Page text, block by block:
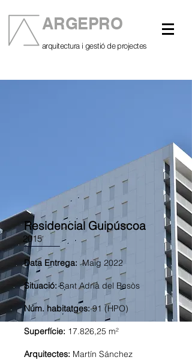
ARGEPRO
arquitectura i gestió de projectes
Residencial Guipúscoa
2015
Data Entrega: Maig 2022
Situació:Sant Adrià del Besòs
Núm. habitatges:91 (HPO)
Superfície: 17.826,25 m²
Arquitectes: Martín Sánchez